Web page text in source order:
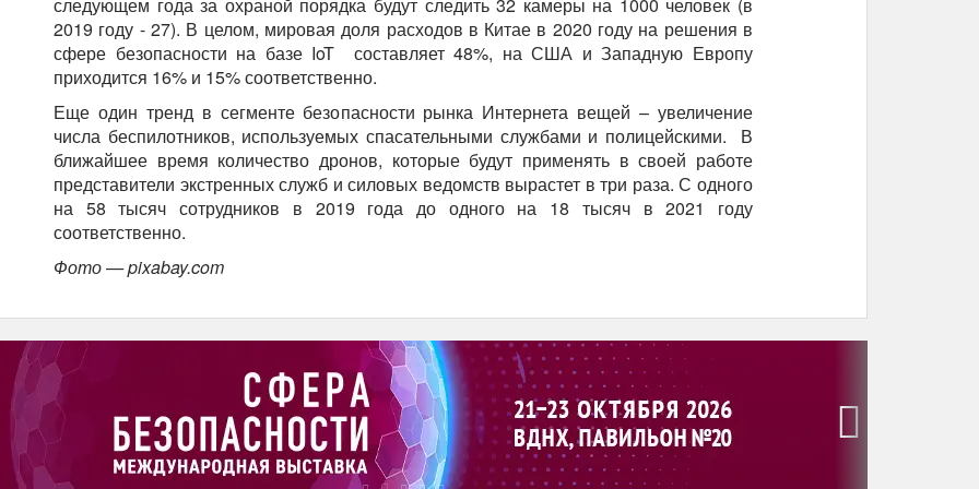
следующем года за охраной порядка будут следить 32 камеры на 1000 человек (в
2019 году - 27). В целом, мировая доля расходов в Китае в 2020 году на решения в
сфере безопасности на базе IoT составляет 48%, на США и Западную Европу
приходится 16% и 15% соответственно.
Еще один тренд в сегменте безопасности рынка Интернета вещей – увеличение
числа беспилотников, используемых спасательными службами и полицейскими. В
ближайшее время количество дронов, которые будут применять в своей работе
представители экстренных служб и силовых ведомств вырастет в три раза. С одного
на 58 тысяч сотрудников в 2019 года до одного на 18 тысяч в 2021 году
соответственно.
Фото — pixabay.com